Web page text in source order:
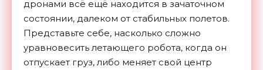
дронами всё ещё находится в зачаточном
состоянии, далеком от стабильных полетов.
Представьте себе, насколько сложно
уравновесить летающего робота, когда он
отпускает груз, либо меняет свой центр